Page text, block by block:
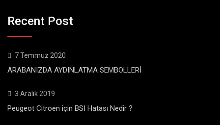
Recent Post
7 Temmuz 2020
ARABANIZDA AYDINLATMA SEMBOLLERİ
3 Aralık 2019
Peugeot Citroen için BSI Hatası Nedir ?